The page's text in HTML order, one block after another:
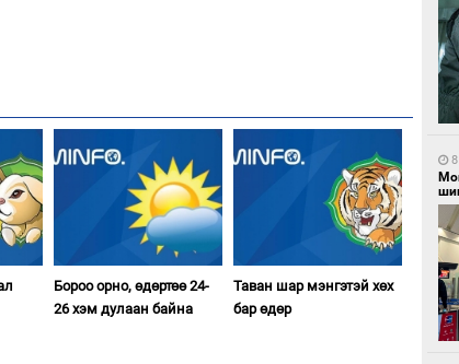
Бороо орно, өдөртөө 24-
26 хэм дулаан байна
Таван шар мэнгэтэй хөх
бар өдөр